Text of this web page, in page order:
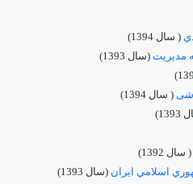
( سال 1394)
مديريت (سال 1393)
( سال 1394)
( سال 1392)
(سال 1393)